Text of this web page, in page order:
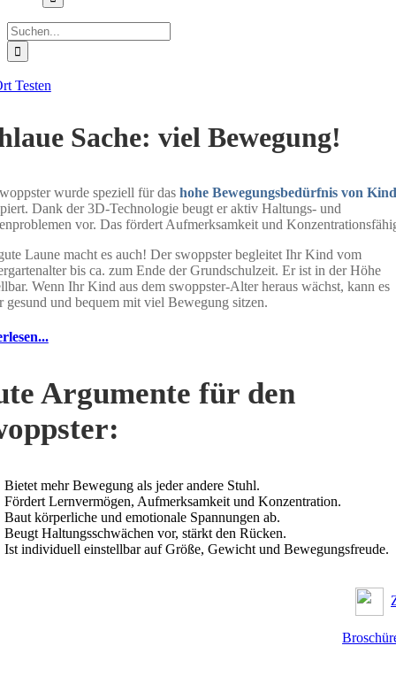
Suche
nach:
Testen
Sache: viel Bewegung!
wurde speziell für das hohe Bewegungsbedürfnis von
Dank der 3D-Technologie beugt er aktiv Haltungs- und
vor. Das fördert Aufmerksamkeit und
Laune macht es auch! Der swoppster begleitet Ihr Kind vom
bis ca. zum Ende der Grundschulzeit. Er ist in der Höhe
Wenn Ihr Kind aus dem swoppster-Alter heraus wächst, kann es
gesund und bequem mit viel Bewegung sitzen.
Argumente für den
Bietet mehr Bewegung als jeder andere Stuhl.
Fördert Lernvermögen, Aufmerksamkeit und Konzentration.
Baut körperliche und emotionale Spannungen ab.
Beugt Haltungsschwächen vor, stärkt den Rücken.
Ist individuell einstellbar auf Größe, Gewicht und Bewegungsfreude.